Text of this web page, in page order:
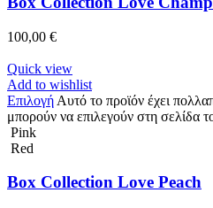
100,00 €
Quick view
Add to wishlist
Επιλογή Αυτό το προϊόν έχει
μπορούν να επιλεγούν στη σελίδα
Pink
Red
Box Collection Love Peach